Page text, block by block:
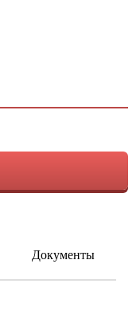
Документы